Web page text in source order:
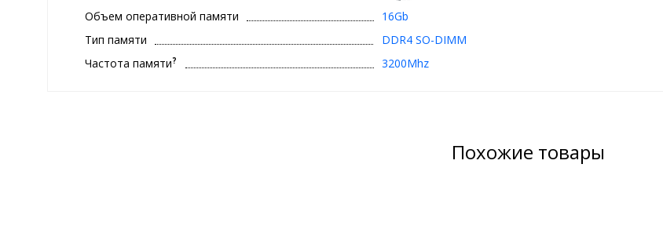
Объем оперативной памяти
16Gb
Тип памяти
DDR4 SO-DIMM
Частота памяти? 3200Mhz
Похожие товары